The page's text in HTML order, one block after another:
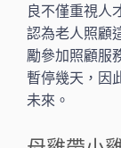
良不僅重視人
認為老人照顧
勵參加照顧服
暫停幾天，因
未來。